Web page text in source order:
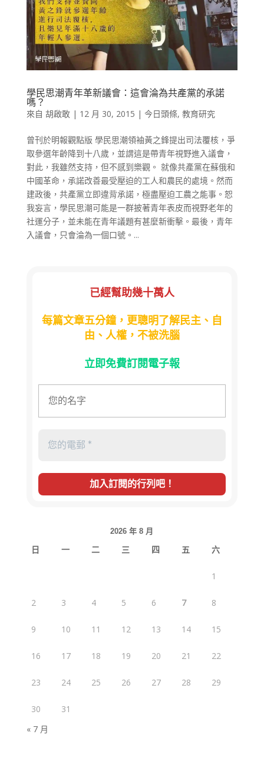
學民思潮青年革新議會：這會淪為共產黨的承諾
嗎？
來自 胡啟敢| 12 月 30, 2015 | 今日頭條, 教育研究
曾刊於明報觀點版 學民思潮領袖黃之鋒提出司法覆核，爭
取參選年齡降到十八歲，並謂這是帶青年視野進入議會，
對此，我雖然支持，但不感到樂觀。 就像共產黨在蘇俄和
中國革命，承諾改善最受壓迫的工人和農民的處境。然而
建政後，共產黨立即違背承諾，極盡壓迫工農之能事。恕
我妄言，學民思潮可能是一群披著青年表皮而視野老年的
社運分子，並未能在青年議題有甚麼新衝擊。最後，青年
入議會，只會淪為一個口號。...
已經幫助幾十萬人
每篇文章五分鐘，更聰明了解民主、自
由、人權，不被洗腦
立即免費訂閱電子報
2026 年 8 月
日 一 二 三 四 五 六
1
2 3 4 5 6 7 8
9 10 11 12 13 14 15
16 17 18 19 20 21 22
23 24 25 26 27 28 29
30
31
« 7 月